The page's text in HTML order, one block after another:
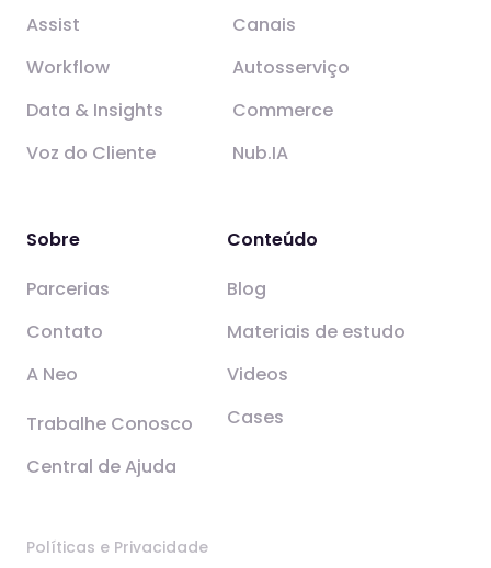
Assist
Canais
Workflow
Autosserviço
Data & Insights
Commerce
Voz do Cliente
Nub.IA
Conteúdo
Blog
Materiais de estudo
Videos
Cases
Sobre
Parcerias
Contato
A Neo
Trabalhe Conosco
Central de Ajuda
Políticas e Privacidade